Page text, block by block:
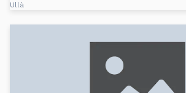
Ullà